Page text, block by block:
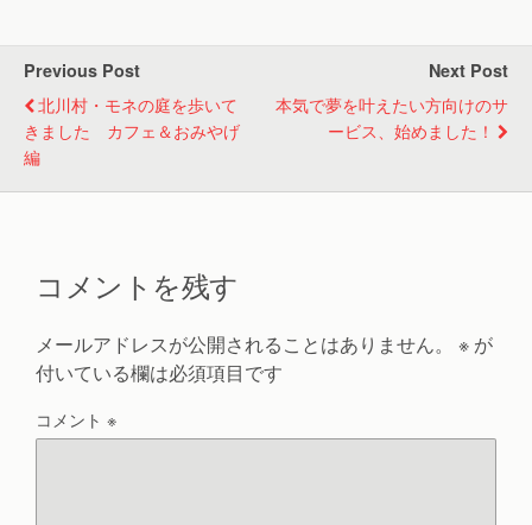
Previous Post
北川村・モネの庭を歩いて
きました カフェ＆おみやげ
編
Next Post
本気で夢を叶えたい方向けのサ
ービス、始めました！
コメントを残す
メールアドレスが公開されることはありません。 ※ が
付いている欄は必須項目です
コメント ※